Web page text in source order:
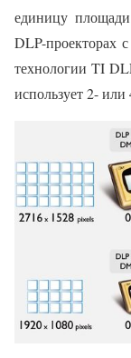
единицу
DLP-проекторах
технологии TI
использует 2-